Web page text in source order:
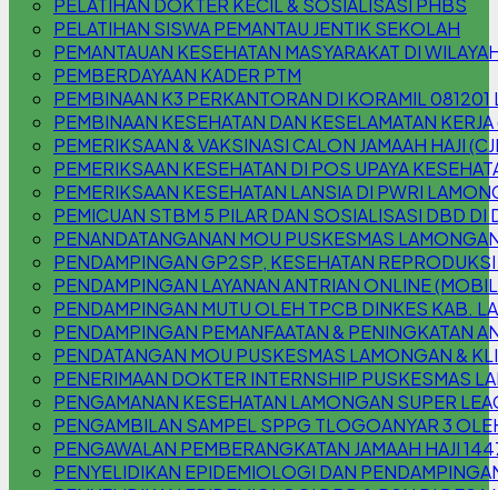
PELATIHAN DOKTER KECIL & SOSIALISASI PHBS
PELATIHAN SISWA PEMANTAU JENTIK SEKOLAH
PEMANTAUAN KESEHATAN MASYARAKAT DI
PEMBERDAYAAN KADER PTM
PEMBINAAN K3 PERKANTORAN DI KORAMIL 081201
PEMBINAAN KESEHATAN DAN KESELAMATAN
PEMERIKSAAN & VAKSINASI CALON JAMAAH HAJI
PEMERIKSAAN KESEHATAN DI POS UPAYA
PEMERIKSAAN KESEHATAN LANSIA DI PWRI
PEMICUAN STBM 5 PILAR DAN SOSIALISASI DBD DI
PENANDATANGANAN MOU PUSKESMAS
PENDAMPINGAN GP2SP, KESEHATAN
PENDAMPINGAN LAYANAN ANTRIAN ONLINE
PENDAMPINGAN MUTU OLEH TPCB DINKES KAB.
PENDAMPINGAN PEMANFAATAN & PENINGKATAN
PENDATANGAN MOU PUSKESMAS LAMONGAN &
PENERIMAAN DOKTER INTERNSHIP PUSKESMAS
PENGAMANAN KESEHATAN LAMONGAN SUPER
PENGAMBILAN SAMPEL SPPG TLOGOANYAR 3
PENGAWALAN PEMBERANGKATAN JAMAAH HAJI
PENYELIDIKAN EPIDEMIOLOGI DAN